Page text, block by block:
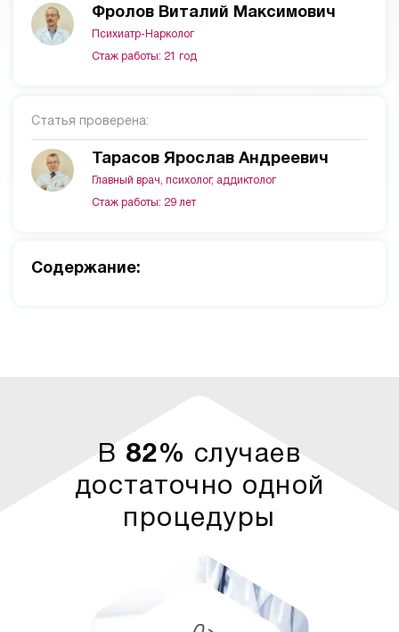
Cодержание:
Фролов Виталий Максимович
Психиатр-Нарколог
Стаж работы: 21 год
Статья проверена:
Тарасов Ярослав Андреевич
Главный врач, психолог, аддиктолог
Стаж работы: 29 лет
В 82% случаев
достаточно одной
процедуры